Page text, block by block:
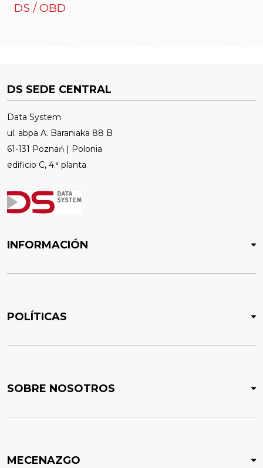
DS / OBD
DS SEDE CENTRAL
Data System
ul. abpa A. Baraniaka 88 B
61-131 Poznań | Polonia
edificio C, 4.ª planta
INFORMACIÓN
POLÍTICAS
SOBRE NOSOTROS
MECENAZGO